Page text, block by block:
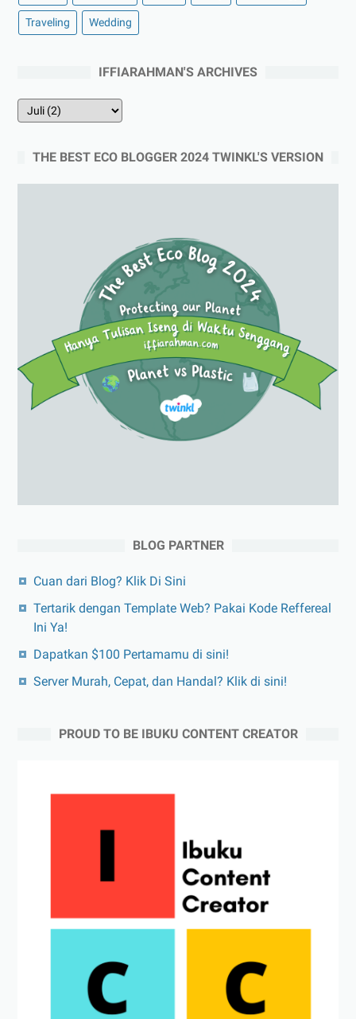
Traveling Wedding
IFFIARAHMAN'S ARCHIVES
THE BEST ECO BLOGGER 2024 TWINKL'S VERSION
BLOG PARTNER
Cuan dari Blog? Klik Di Sini
Tertarik dengan Template Web? Pakai Kode Reffereal
Ini Ya!
Dapatkan $100 Pertamamu di sini!
Server Murah, Cepat, dan Handal? Klik di sini!
PROUD TO BE IBUKU CONTENT CREATOR